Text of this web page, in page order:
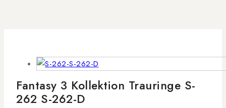
Fantasy 3 Kollektion Trauringe S-
262 S-262-D